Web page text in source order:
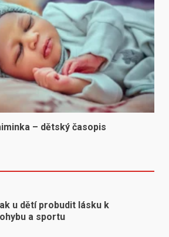
– dětský časopis
u dětí probudit lásku k
a sportu